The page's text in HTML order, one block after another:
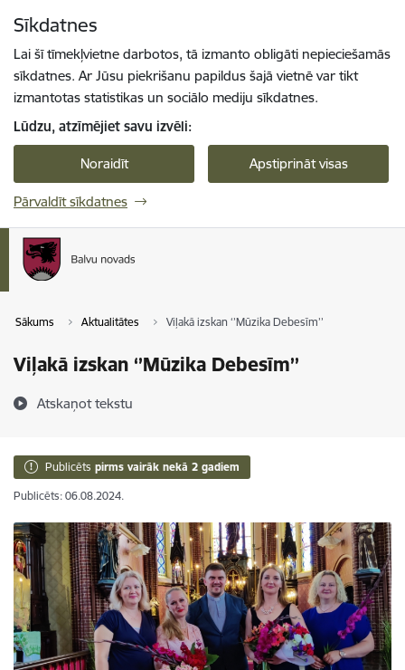
Sīkdatnes
Lai šī tīmekļvietne darbotos, tā izmanto obligāti nepieciešamās
sīkdatnes. Ar Jūsu piekrišanu papildus šajā vietnē var tikt
izmantotas statistikas un sociālo mediju sīkdatnes.
Lūdzu, atzīmējiet savu izvēli:
Noraidīt Apstiprināt visas
Pārvaldīt sīkdatnes
Sākums Aktualitātes Viļakā izskan ‘’Mūzika Debesīm’’
Viļakā izskan ‘’Mūzika Debesīm’’
Atskaņot tekstu
Publicēts pirms vairāk nekā 2 gadiem
Publicēts: 06.08.2024.